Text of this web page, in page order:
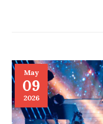
May
09
2026